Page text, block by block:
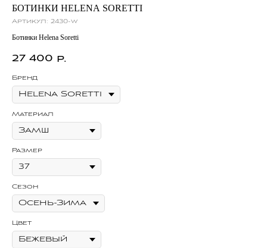
БОТИНКИ HELENA SORETTI
Артикул: 2430-w
Ботинки Helena Soretti
27 400 р.
Бренд
Материал
Размер
Сезон
Цвет